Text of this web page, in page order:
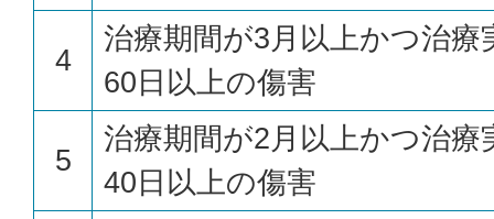
4
治療期間が3月以上かつ治療
60日以上の傷害
5
治療期間が2月以上かつ治療
40日以上の傷害